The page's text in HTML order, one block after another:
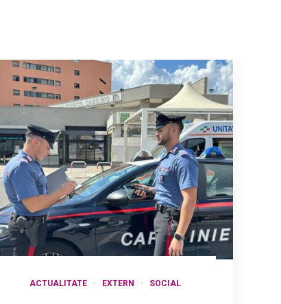
ACTUALITATE EXTERN SOCIAL